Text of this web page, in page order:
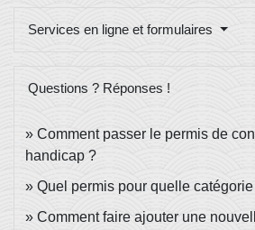
Services en ligne et formulaires
Questions ? Réponses !
Comment passer le permis de
handicap ?
Quel permis pour quelle
Comment faire ajouter une